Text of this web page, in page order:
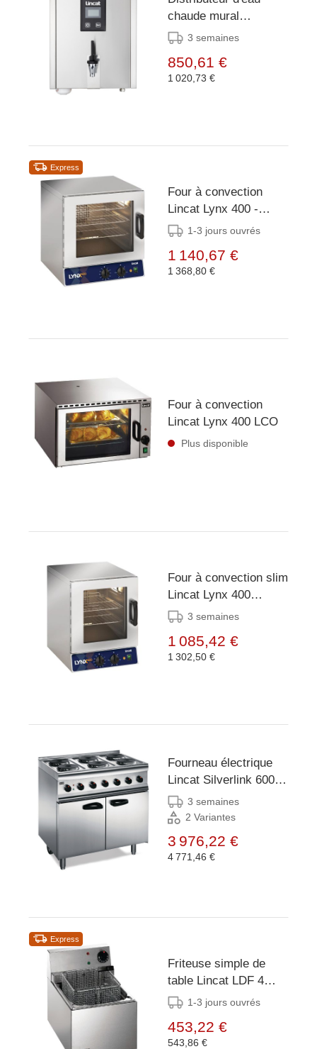
chaude mural
remplissage
M5F
3 semaines
850,61 €
1 020,73 €
Express
Four à convection
Lincat Lynx 400 -
2500W LCO/T - 4x GN
1-3 jours ouvrés
1 140,67 €
1 368,80 €
Four à convection
Lincat Lynx 400 LCO
Plus disponible
Four à convection slim
Lincat Lynx 400
2,5 kW LCO/S
3 semaines
1 085,42 €
1 302,50 €
Fourneau électrique
Lincat Silverlink 600
ESLR9C monophasé
3 semaines
2 Variantes
3 976,22 €
4 771,46 €
Express
Friteuse simple de
table Lincat LDF 4
litres - 3 kW
1-3 jours ouvrés
453,22 €
543,86 €